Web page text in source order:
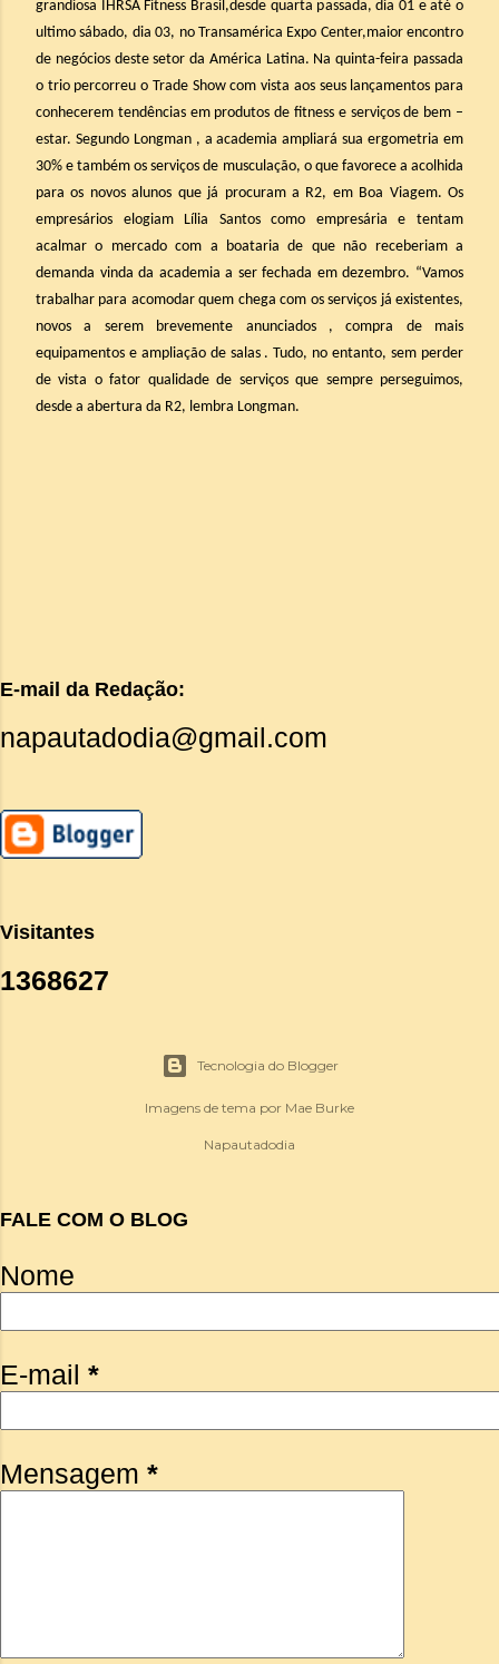
grandiosa IHRSA Fitness Brasil,desde quarta passada, dia 01 e até o
ultimo sábado, dia 03, no Transamérica Expo Center,maior encontro
de negócios deste setor da América Latina. Na quinta-feira passada
o trio percorreu o Trade Show com vista aos seus lançamentos para
conhecerem tendências em produtos de fitness e serviços de bem –
estar. Segundo Longman , a academia ampliará sua ergometria em
30% e também os serviços de musculação, o que favorece a acolhida
para os novos alunos que já procuram a R2, em Boa Viagem. Os
empresários elogiam Lília Santos como empresária e tentam
acalmar o mercado com a boataria de que não receberiam a
demanda vinda da academia a ser fechada em dezembro. “Vamos
trabalhar para acomodar quem chega com os serviços já existentes,
novos a serem brevemente anunciados , compra de mais
equipamentos e ampliação de salas . Tudo, no entanto, sem perder
de vista o fator qualidade de serviços que sempre perseguimos,
desde a abertura da R2, lembra Longman.
E-mail da Redação:
napautadodia@gmail.com
Visitantes
1368627
Tecnologia do Blogger
Imagens de tema por Mae Burke
Napautadodia
FALE COM O BLOG
Nome
E-mail *
Mensagem *